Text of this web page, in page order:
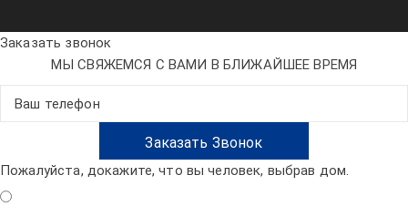
Заказать звонок
МЫ СВЯЖЕМСЯ С ВАМИ В БЛИЖАЙШЕЕ ВРЕМЯ
Пожалуйста, докажите, что вы человек, выбрав дом.